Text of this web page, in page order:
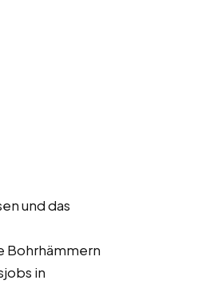
und das
Bohrhämmern
in